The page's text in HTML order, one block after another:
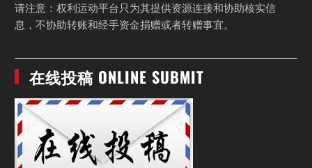
请注意：权利运动平台只为其提供资源连接和协助核实信
息，不协助转账和经手资金捐赠或者转赠事宜。
在线投稿 ONLINE SUBMIT